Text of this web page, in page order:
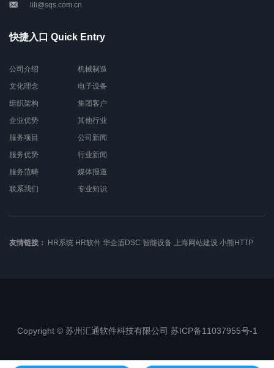
lili@sqs.com.cn
快捷入口 Quick Entry
公司介绍
文化理念
组织架构
企业优势
服务项目
服务优势
服务范畴
联系我们
机械制造
电子设备
集团客户
其他行业
公司新闻
行业新闻
媒体报道
专业知识
友情链接： HR系统 HR软件 华企盾DSC 智能设备 上海网站建设 小熊HTTP
Copyright © 苏州汇通软件科技有限公司 苏ICP备11037955号-1